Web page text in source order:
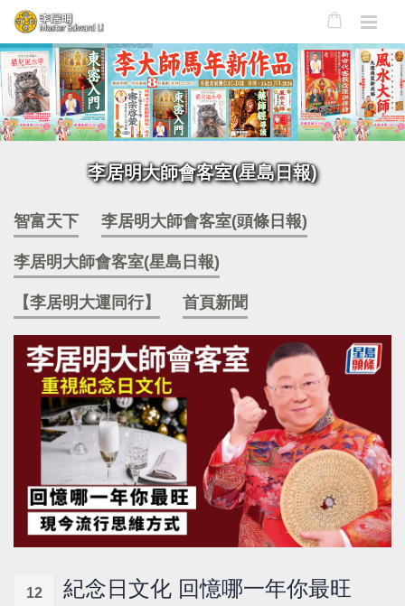
李居明大師會客室(星島日報)
智富天下 李居明大師會客室(頭條日報)
李居明大師會客室(星島日報)
【李居明大運同行】 首頁新聞
12 紀念日文化 回憶哪一年你最旺